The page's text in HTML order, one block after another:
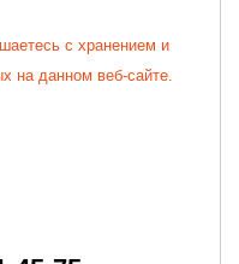
с хранением и
на данном веб-сайте.